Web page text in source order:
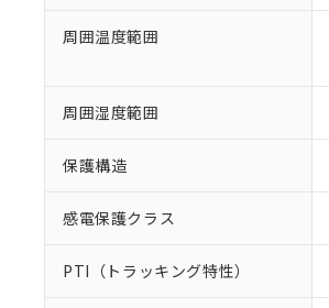
周囲温度範囲
周囲湿度範囲
保護構造
感電保護クラス
PTI（トラッキング特性）